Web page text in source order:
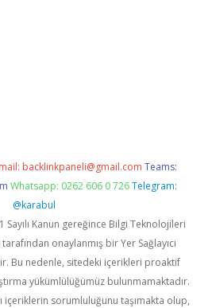
backlinkpaneli@gmail.com Teams:
Whatsapp: 0262 606 0 726 Telegram:
@karabul
Sayılı Kanun gereğince Bilgi Teknolojileri
onaylanmış bir Yer Sağlayıcı
Bu nedenle, sitedeki içerikleri proaktif
yükümlülüğümüz bulunmamaktadır.
içeriklerin sorumluluğunu taşımakta olup,